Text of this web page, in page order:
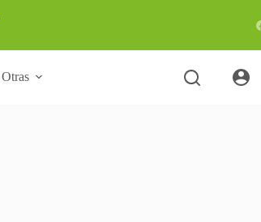
Otras